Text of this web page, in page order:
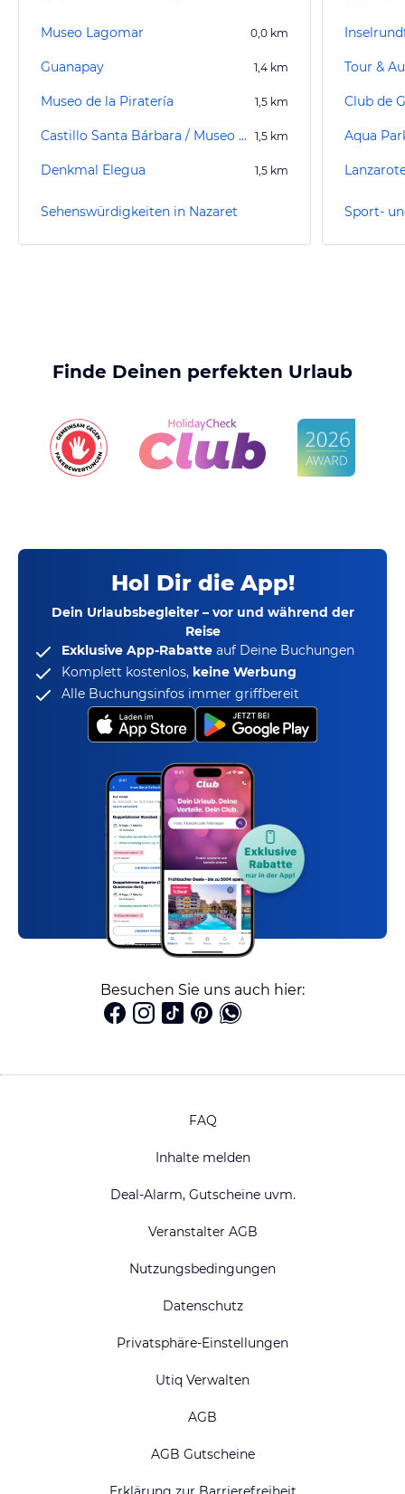
Museo Lagomar 0,0 km
Guanapay 1,4 km
Museo de la Piratería 1,5 km
Castillo Santa Bárbara / Museo del Emigrante Canario 1,5 km
Denkmal Elegua 1,5 km
Sehenswürdigkeiten in Nazaret
Tour &
Club de
Aqua
Sport-
Finde Deinen perfekten Urlaub
Hol Dir die App!
Dein Urlaubsbegleiter – vor und während der
Reise
Exklusive App-Rabatte auf Deine Buchungen
Komplett kostenlos, keine Werbung
Alle Buchungsinfos immer griffbereit
Besuchen Sie uns auch hier:
FAQ
Inhalte melden
Deal-Alarm, Gutscheine uvm.
Veranstalter AGB
Nutzungsbedingungen
Datenschutz
Privatsphäre-Einstellungen
Utiq Verwalten
AGB
AGB Gutscheine